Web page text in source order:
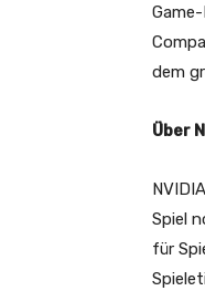
dem
Über
Spiel
für